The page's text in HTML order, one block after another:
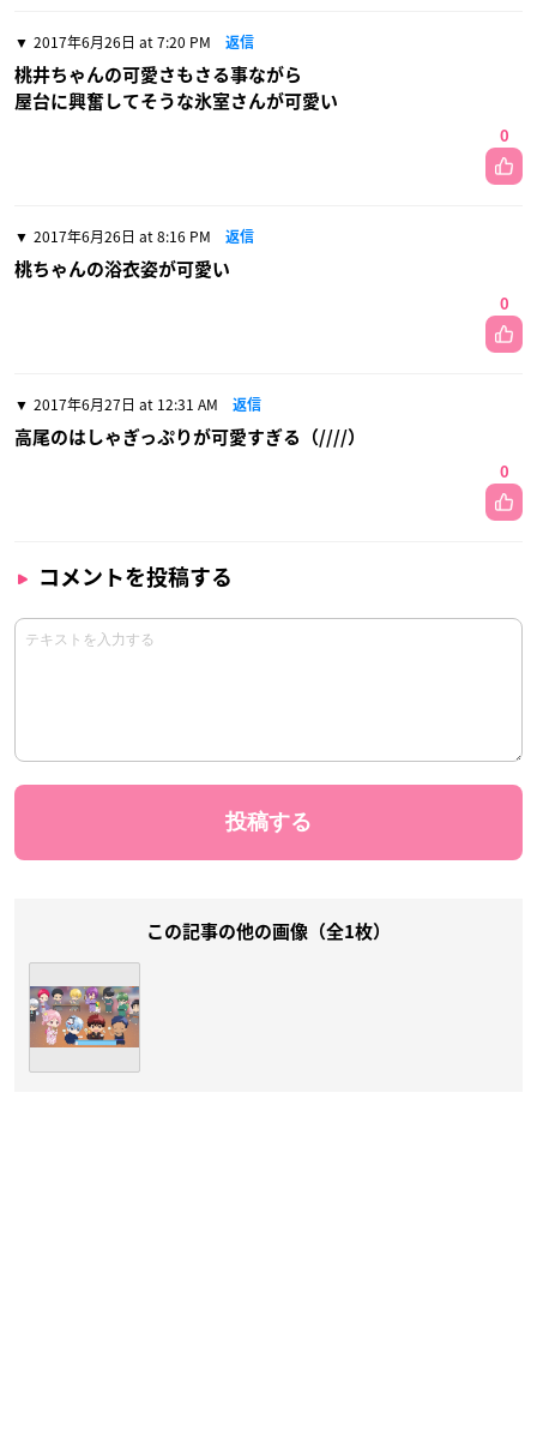
2017年6月26日 at 7:20 PM 返信
桃井ちゃんの可愛さもさる事ながら
屋台に興奮してそうな氷室さんが可愛い
0
2017年6月26日 at 8:16 PM 返信
桃ちゃんの浴衣姿が可愛い
0
2017年6月27日 at 12:31 AM 返信
高尾のはしゃぎっぷりが可愛すぎる（////）
0
コメントを投稿する
この記事の他の画像（全1枚）